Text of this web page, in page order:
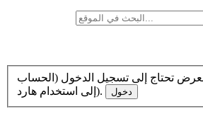
تحتاج إلى تسجيل الدخول (الحساب
إلى استخدام هارد).
دخول